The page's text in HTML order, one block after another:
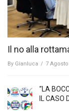
Il no alla
By Gianluca / 7 Agosto
“LA
IL CASO